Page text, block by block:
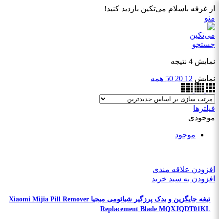
از غرفه باسلام می‌تکین بازدید کنید!
منو
جستجو
نمایش 4 نتیجه
نمایش 12
20
50 همه
فیلترها
موجودی
موجود
افزودن علاقه مندی
افزودن به سبد خرید
تیغه جایگزین و یدک پرزگیر شیائومی میجیا Xiaomi Mijia Pill Remover
Replacement Blade MQXJQDT01KL